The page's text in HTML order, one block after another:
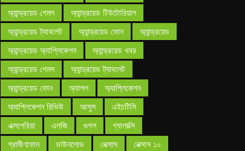
অ্যান্ড্রয়েড গেমস
অ্যান্ড্রয়েড টিউটোরিয়াল
অ্যান্ড্রয়েড ট্যাবলেট
অ্যান্ড্রয়েড ফোন
অ্যান্ড্রয়েড
অ্যান্ড্রয়েড অ্যাপ্লিকেশন
অ্যান্ড্রয়েড খবর
অ্যান্ড্রয়েড গেমস
অ্যান্ড্রয়েড ট্যাবলেট
অ্যান্ড্রয়েড ফোন
অ্যাপল
অ্যাপ্লিকেশন
অ্যাপ্লিকেশন রিভিউ
আসুস
এইচটিসি
এক্সপেরিয়া
এলজি গুগল
গ্যালাক্সি
গ্রামীণফোন
ডাউনলোড নেক্সাস নেক্সাস ১০